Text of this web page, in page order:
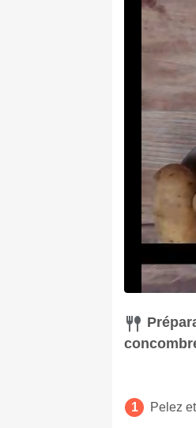
Pelez